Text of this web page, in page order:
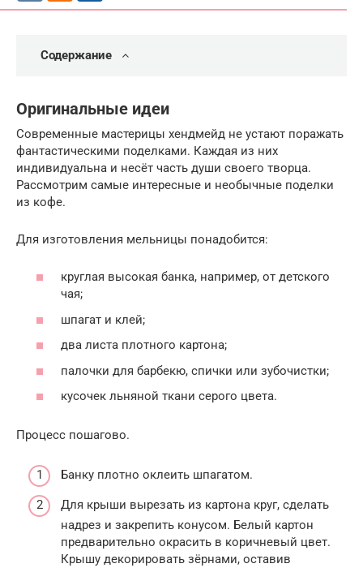
Содержание
Оригинальные идеи
Современные мастерицы хендмейд не устают поражать
фантастическими поделками. Каждая из них
индивидуальна и несёт часть души своего творца.
Рассмотрим самые интересные и необычные поделки
из кофе.
Для изготовления мельницы понадобится:
круглая высокая банка, например, от детского
чая;
шпагат и клей;
два листа плотного картона;
палочки для барбекю, спички или зубочистки;
кусочек льняной ткани серого цвета.
Процесс пошагово.
Банку плотно оклеить шпагатом.
Для крыши вырезать из картона круг, сделать
надрез и закрепить конусом. Белый картон
предварительно окрасить в коричневый цвет.
Крышу декорировать зёрнами, оставив